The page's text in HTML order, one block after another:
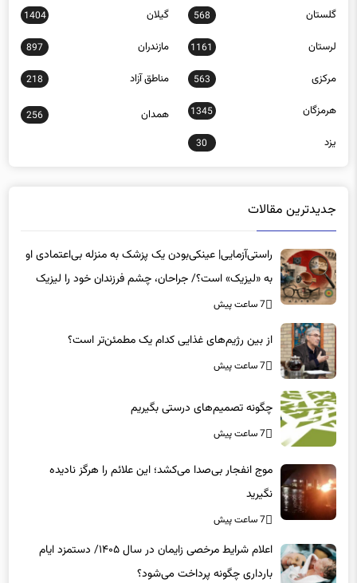
گلستان 568 گیلان 1404
لرستان 1161 مازندران 897
مرکزی 563 مناطق آزاد 218
هرمزگان 1345 همدان 256
یزد 30
جدیدترین مقالات
راستی‌آزمایی| عینکی‌بودن یک پزشک به منزله بی‌اعتمادی او
به «لیزیک» است؟/ جراحان، چشم فرزندان خود را لیزیک
می‌کنند؟
7 ساعت پیش
از بین رژیم‌های غذایی کدام یک مطمئن‌تر است؟‌
7 ساعت پیش
چگونه تصمیم‌های درستی بگیریم
7 ساعت پیش
موج انفجار بی‌صدا می‌کشد؛ این علائم را هرگز نادیده
نگیرید
7 ساعت پیش
اعلام شرایط مرخصی زایمان در سال ۱۴۰۵/ دستمزد ایام
بارداری چگونه پرداخت می‌شود؟